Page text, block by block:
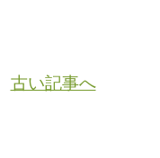
古い記事へ